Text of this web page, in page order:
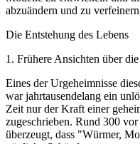
abzuändern und zu
Die Entstehung des Lebens
1. Frühere Ansichten über
Eines der Urgeheimnisse
war jahrtausendelang ein
Zeit nur der Kraft einer
zugeschrieben. Rund 300
überzeugt, dass "Würmer,